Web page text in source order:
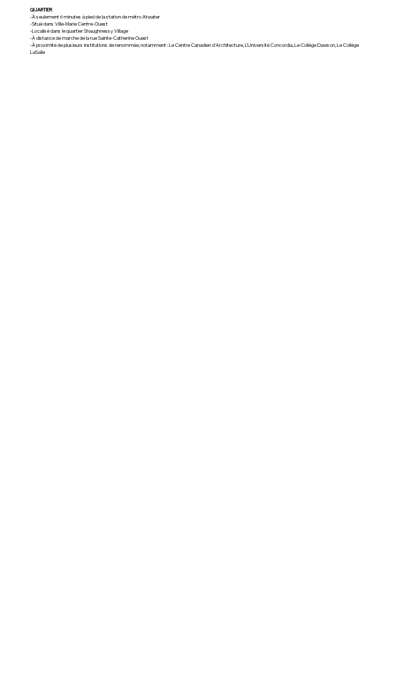
QUARTIER
-À seulement 6 minutes à pied de la station de métro Atwater
-Situé dans Ville-Marie Centre-Ouest
-Localisé dans le quartier Shaughnessy Village
-À distance de marche de la rue Sainte-Catherine Ouest
-À proximité de plusieurs institutions de renommée, notamment : Le Centre Canadien d'Architecture, L'Université Concordia, Le Collège Dawson, Le Collège
LaSalle